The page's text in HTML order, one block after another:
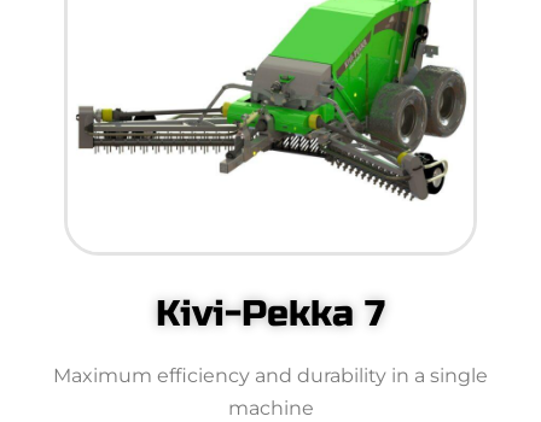
Kivi-Pekka 7
Maximum efficiency and durability in a single
machine